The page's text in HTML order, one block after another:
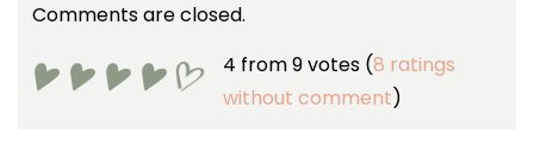
Comments are closed.
4 from 9 votes (8 ratings
without comment)